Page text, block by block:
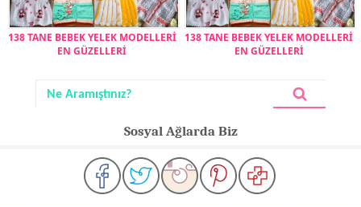
138 TANE BEBEK YELEK MODELLERİ
EN GÜZELLERİ
138 TANE BEBEK YELEK MODELLERİ
EN GÜZELLERİ
Sosyal Ağlarda Biz